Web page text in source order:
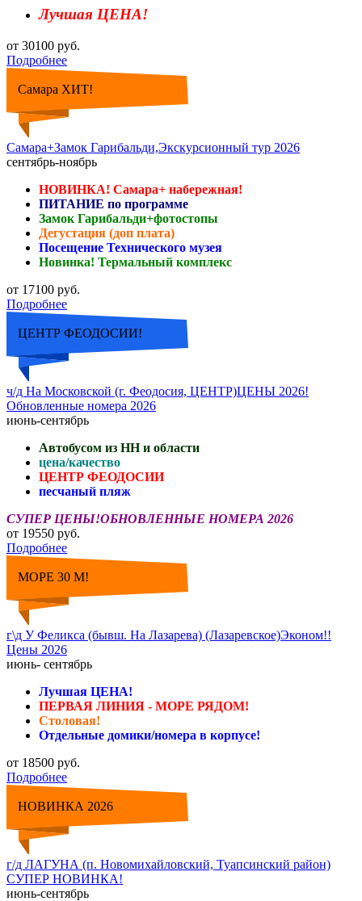
Лучшая ЦЕНА!
от 30100 руб.
Подробнее
Самара ХИТ!
Самара+Замок Гарибальди,Экскурсионный тур 2026
сентябрь-ноябрь
НОВИНКА! Самара+ набережная!
ПИТАНИЕ по программе
Замок Гарибальди+фотостопы
Дегустация (доп плата)
Посещение Технического музея
Новинка! Термальный комплекс
от 17100 руб.
Подробнее
ЦЕНТР ФЕОДОСИИ!
ч/д На Московской (г. Феодосия, ЦЕНТР)ЦЕНЫ 2026!
Обновленные номера 2026
июнь-сентябрь
Автобусом из НН и области
цена/качество
ЦЕНТР ФЕОДОСИИ
песчаный пляж
СУПЕР ЦЕНЫ!ОБНОВЛЕННЫЕ НОМЕРА 2026
от 19550 руб.
Подробнее
МОРЕ 30 М!
г\д У Феликса (бывш. На Лазарева) (Лазаревское)Эконом!!
Цены 2026
июнь- сентябрь
Лучшая ЦЕНА!
ПЕРВАЯ ЛИНИЯ - МОРЕ РЯДОМ!
Столовая!
Отдельные домики/номера в корпусе!
от 18500 руб.
Подробнее
НОВИНКА 2026
г/д ЛАГУНА (п. Новомихайловский, Туапсинский район)
СУПЕР НОВИНКА!
июнь-сентябрь